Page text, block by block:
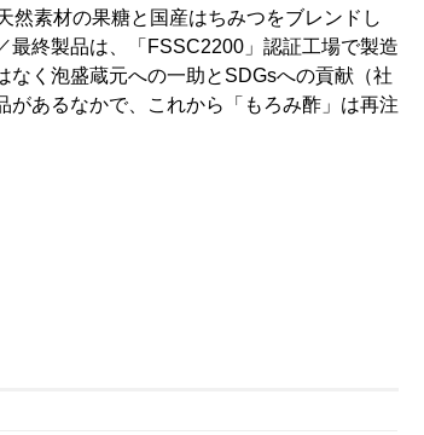
然素材の果糖と国産はちみつをブレンドし
最終製品は、「FSSC2200」認証工場で製造
なく泡盛蔵元への一助とSDGsへの貢献（社
あるなかで、これから「もろみ酢」は再注